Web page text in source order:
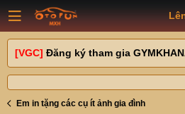
[VGC] Đăng ký tham gia
Em in tặng các cụ ít ảnh gia đình